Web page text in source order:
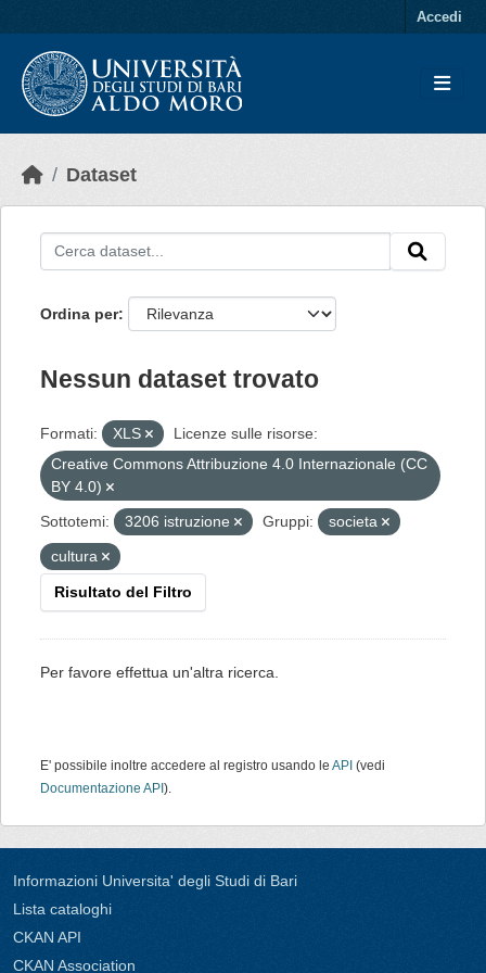
Accedi
Dataset
Ordina per
Nessun dataset trovato
Formati: XLS
Licenze sulle risorse:
Creative Commons Attribuzione 4.0 Internazionale (CC
BY 4.0)
Sottotemi:
3206 istruzione Gruppi:
societa
cultura
Risultato del Filtro
Per favore effettua un'altra ricerca.
E' possibile inoltre accedere al registro usando le API (vedi
Documentazione API ).
Informazioni Universita' degli Studi di Bari
Lista cataloghi
CKAN API
CKAN Association